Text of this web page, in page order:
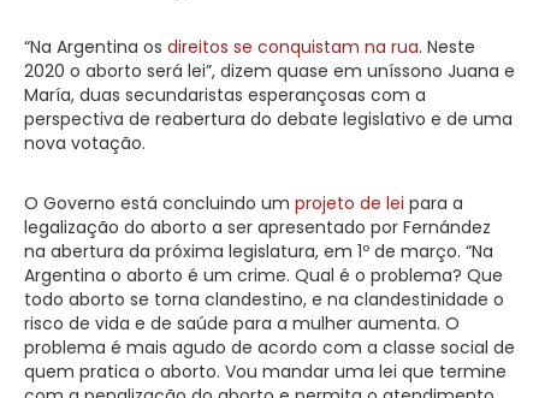
“Na Argentina os direitos se conquistam na rua. Neste
2020 o aborto será lei”, dizem quase em uníssono Juana e
María, duas secundaristas esperançosas com a
perspectiva de reabertura do debate legislativo e de uma
nova votação.
O Governo está concluindo um projeto de lei para a
legalização do aborto a ser apresentado por Fernández
na abertura da próxima legislatura, em 1º de março. “Na
Argentina o aborto é um crime. Qual é o problema? Que
todo aborto se torna clandestino, e na clandestinidade o
risco de vida e de saúde para a mulher aumenta. O
problema é mais agudo de acordo com a classe social de
quem pratica o aborto. Vou mandar uma lei que termine